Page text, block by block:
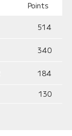
Points
514
340
184
130